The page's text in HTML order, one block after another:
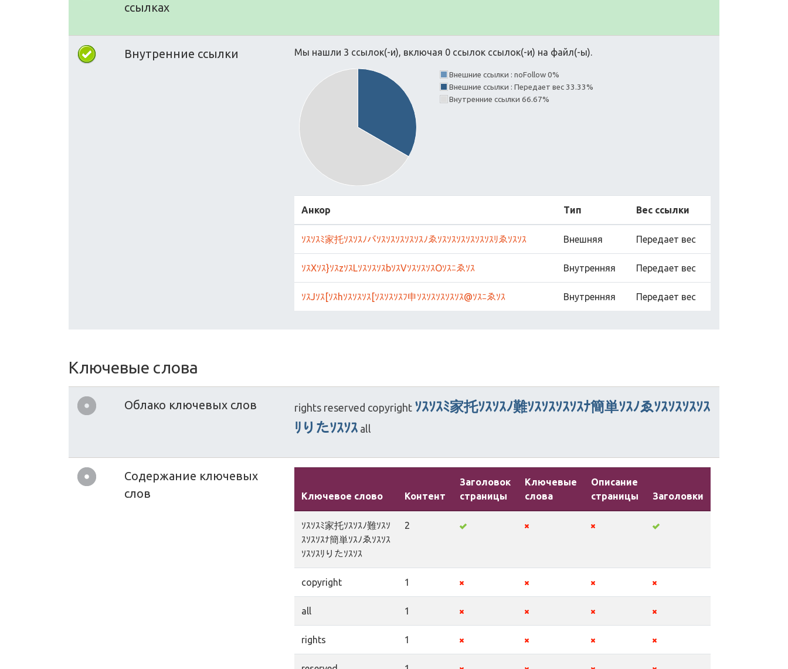
ссылках
Внутренние ссылки Мы нашли 3 ссылок(-и), включая 0 ссылок ссылок(-и) на файл(-ы).
Внешние ссылки : noFollow 0%
Внешние ссылки : Передает вес 33.33%
Внутренние ссылки 66.67%
Анкор Тип Вес ссылки
ｿｽｿｽﾐ家托ｿｽｿｽﾉバｿｽｿｽｿｽｿｽｿｽﾉゑｿｽｿｽｿｽｿｽｿｽｿｽﾘゑｿｽｿｽ Внешняя Передает вес
ｿｽXｿｽ}ｿｽzｿｽLｿｽｿｽｿｽbｿｽVｿｽｿｽｿｽOｿｽﾆゑｿｽ Внутренняя Передает вес
ｿｽJｿｽ[ｿｽhｿｽｿｽｿｽ[ｿｽｿｽｿｽﾌ申ｿｽｿｽｿｽｿｽｿｽ@ｿｽﾆゑｿｽ Внутренняя Передает вес
Ключевые слова
Облако ключевых слов rights reserved copyright ｿｽｿｽﾐ家托ｿｽｿｽﾉ難ｿｽｿｽｿｽｿｽﾅ簡単ｿｽﾉゑｿｽｿｽｿｽｿｽ
ﾘりたｿｽｿｽ all
Содержание ключевых
слов
Ключевое слово Контент
Заголовок
страницы
Ключевые
слова
Описание
страницы
Заголовки
ｿｽｿｽﾐ家托ｿｽｿｽﾉ難ｿｽｿ
ｽｿｽｿｽﾅ簡単ｿｽﾉゑｿｽｿｽ
ｿｽｿｽﾘりたｿｽｿｽ
2
copyright 1
all 1
rights 1